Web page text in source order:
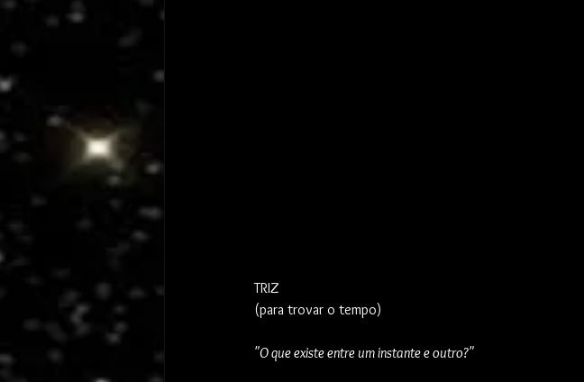
TRIZ
(para trovar o tempo)
"O que existe entre um instante e outro?"